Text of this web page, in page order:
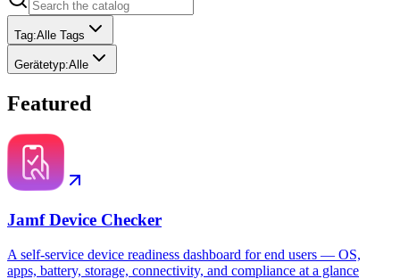
Tag:Alle Tags
Gerätetyp:Alle
Featured
Jamf Device Checker
A self-service device readiness dashboard for end users — OS,
apps, battery, storage, connectivity, and compliance at a glance